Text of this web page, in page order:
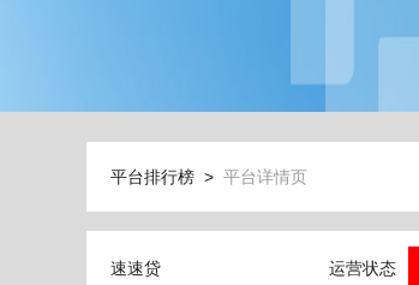
平台排行榜 > 平台详情页
速速贷 运营状态